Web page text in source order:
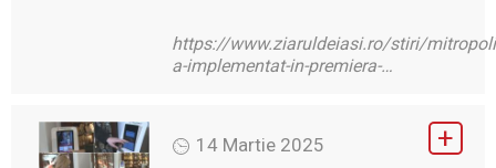
https://www.ziaruldeiasi.ro/stiri/
a-implementat-in-premiera-…
14 Martie 2025